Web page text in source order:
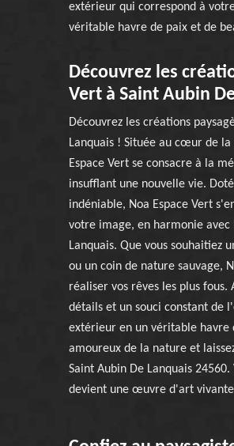
extérieur qui correspond à
véritable havre de paix et de
Découvrez les
Vert à Saint Aubin
Découvrez les créations
Lanquais ! Située au cœur de
Espace Vert se consacre à la
insufflant une nouvelle vie.
indéniable, Noa Espace Vert
votre image, en harmonie
Lanquais. Que vous souhaitiez
ou un coin de nature sauvage,
réaliser vos rêves les plus
détails et un souci constant de
extérieur en un véritable havre
amoureux de la nature et
Saint Aubin De Lanquais
devient une œuvre d'art